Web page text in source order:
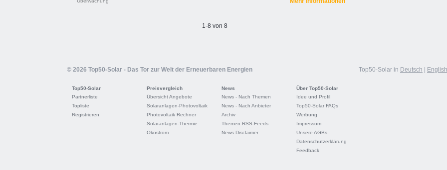
1-8 von 8
© 2026 Top50-Solar - Das Tor zur Welt der Erneuerbaren Energien Top50-Solar in Deutsch English
Top50-Solar
Partnerliste
Topliste
Registrieren
Preisvergleich
Übersicht Angebote
Solaranlagen-Photovoltaik
Photovoltaik Rechner
Solaranlagen-Thermie
Ökostrom
News
News - Nach Themen
News - Nach Anbieter
Archiv
Themen RSS-Feeds
News Disclaimer
Über Top50-Solar
Idee und Profil
Top50-Solar FAQs
Werbung
Impressum
Unsere AGBs
Datenschutzerklärung
Feedback